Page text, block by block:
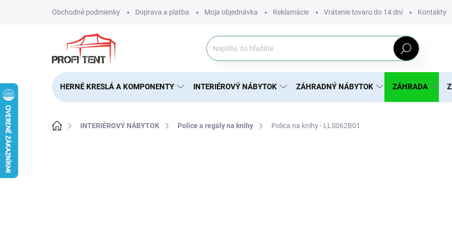
Obchodné podmienky Doprava a platba Moja objednávka Reklamácie Vrátenie tovaru do 14 dní Kontakty
Hľadať
HERNÉ KRESLÁ A KOMPONENTY INTERIÉROVÝ NÁBYTOK ZÁHRADNÝ NÁBYTOK ZÁHRADA
DomovINTERIÉROVÝ NÁBYTOK Police a regály na knihy Polica na knihy - LLS062B01